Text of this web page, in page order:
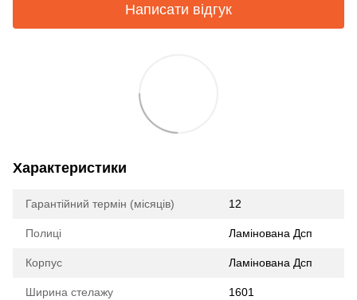
Написати відгук
Характеристики
Гарантійний термін (місяців) 12
Полиці Ламінована Дсп
Корпус Ламінована Дсп
Ширина стелажу 1601